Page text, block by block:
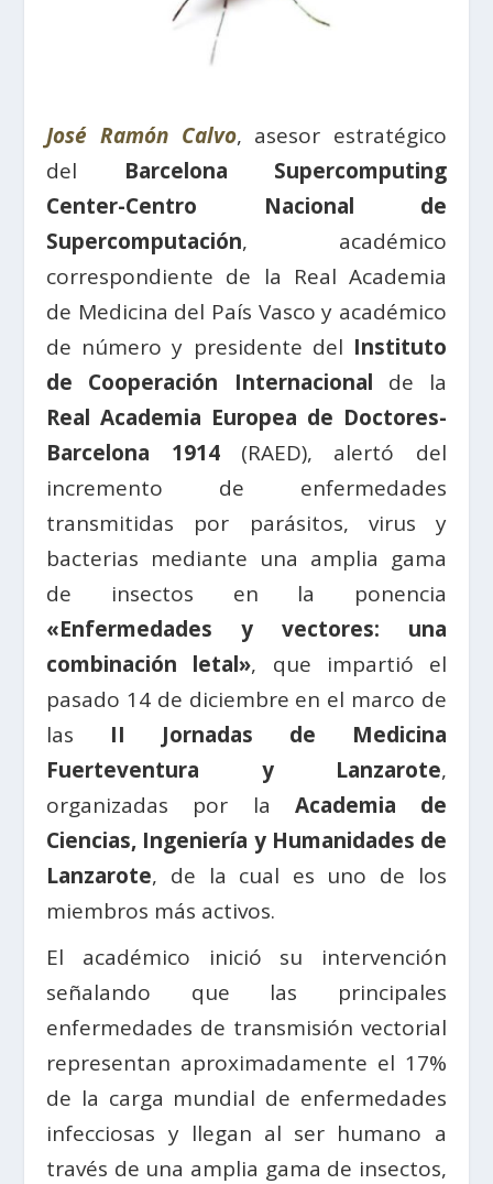
José Ramón Calvo, asesor estratégico
del Barcelona Supercomputing
Center-Centro Nacional de
Supercomputación, académico
correspondiente de la Real Academia
de Medicina del País Vasco y académico
de número y presidente del Instituto
de Cooperación Internacional de la
Real Academia Europea de Doctores-
Barcelona 1914(RAED), alertó del
incremento de enfermedades
transmitidas por parásitos, virus y
bacterias mediante una amplia gama
de insectos en la ponencia
«Enfermedades y vectores: una
combinación letal», que impartió el
pasado 14 de diciembre en el marco de
las II Jornadas de Medicina
Fuerteventura y Lanzarote,
organizadas por la Academia de
Ciencias, Ingeniería y Humanidades de
Lanzarote, de la cual es uno de los
miembros más activos.
El académico inició su intervención
señalando que las principales
enfermedades de transmisión vectorial
representan aproximadamente el 17%
de la carga mundial de enfermedades
infecciosas y llegan al ser humano a
través de una amplia gama de insectos,